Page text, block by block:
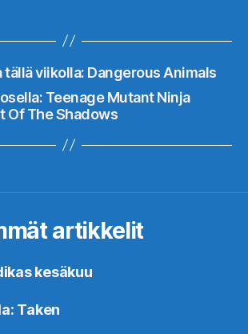
tällä viikolla: Dangerous Animals
Teenage Mutant Ninja
Of The Shadows
artikkelit
kesäkuu
Taken